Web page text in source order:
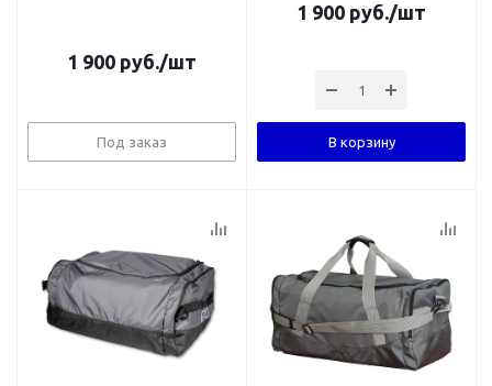
1 900 руб./шт
Под заказ
1 900 руб./шт
В корзину